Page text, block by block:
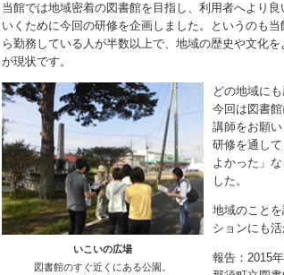
当館では地域密着の図書館を目指し、利用者へより
いくために今回の研修を企画しました。というのも
ら勤務している人が半数以上で、地域の歴史や文化
が現状です。
いこいの広場
図書館のすぐ近くにある公園。
どの地域に
今回は図書
講師をお願い
研修を通し
よかった」
した。
地域のこと
ションにも
報告：2015